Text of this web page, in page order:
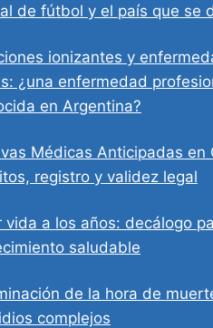
de fútbol y el país que se
ionizantes y
¿una enfermedad
en Argentina?
Médicas Anticipadas en
registro y validez legal
vida a los años: decálogo
saludable
de la hora de
complejos